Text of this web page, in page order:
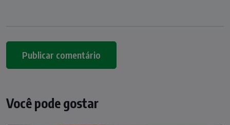
Você pode gostar